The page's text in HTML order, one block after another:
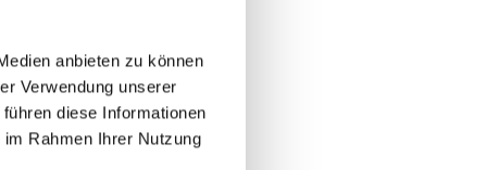
anbieten zu können
Verwendung unserer
diese Informationen
Rahmen Ihrer Nutzung
度，这
单，操